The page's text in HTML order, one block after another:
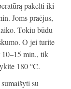
pakelti iki
Joms praėjus,
Tokiu būdu
O jei turite
10–15 min., tik
180 °C.
su